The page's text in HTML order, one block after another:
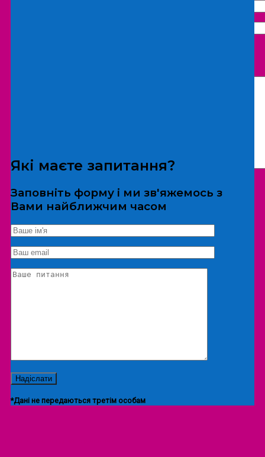
*Дані не передаються третім особам
Екскурсія/локація
Які маєте запитання?
Заповніть форму і ми зв'яжемось з
Вами найближчим часом
*Дані не передаються третім особам